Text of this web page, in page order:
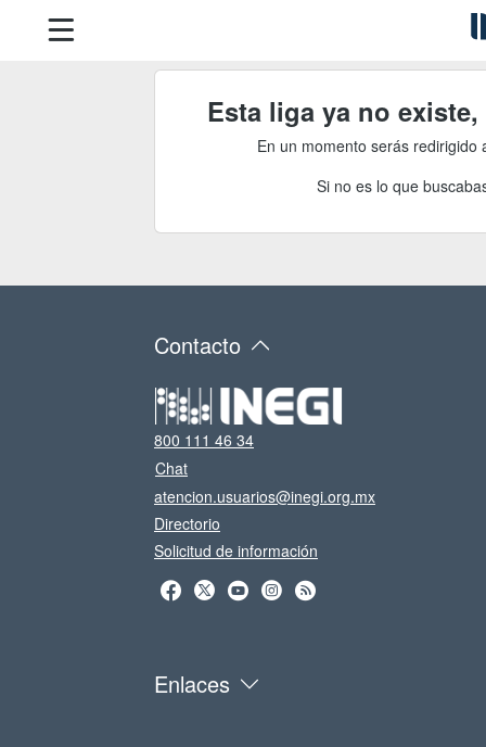
Esta liga ya no
En un momento serás
Si no es lo que
Contacto
800 111 46 34
Chat
atencion.usuarios@inegi.org.mx
Directorio
Solicitud de información
Enlaces